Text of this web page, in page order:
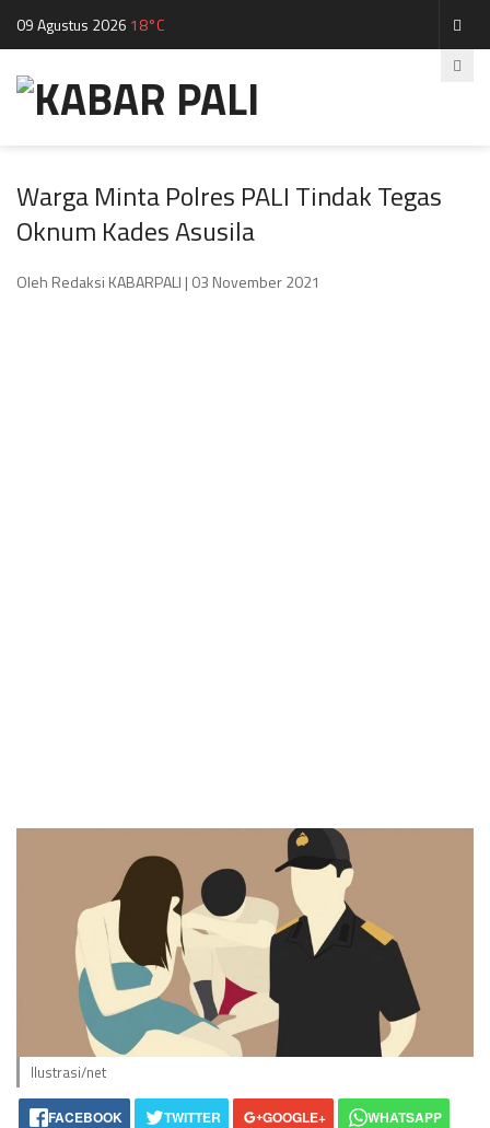
09 Agustus 2026 18°C
Warga Minta Polres PALI Tindak Tegas
Oknum Kades Asusila
Oleh Redaksi KABARPALI | 03 November 2021
Ilustrasi/net
FACEBOOK TWITTER GOOGLE+
WHATSAPP